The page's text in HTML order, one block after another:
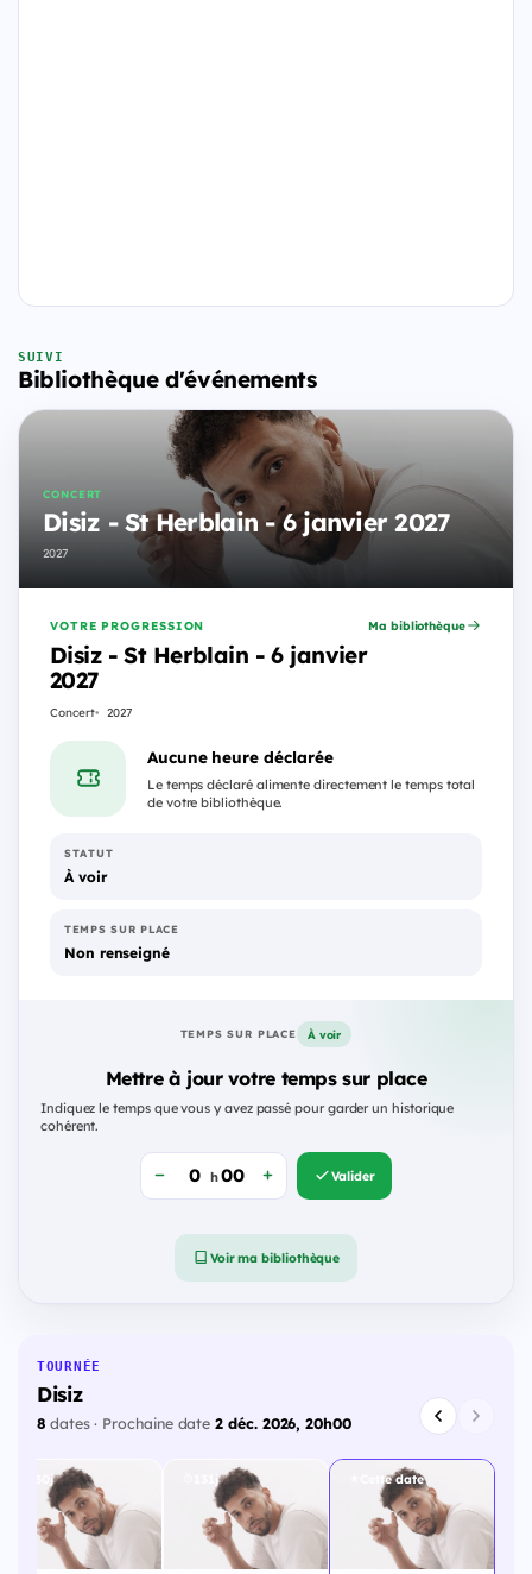
SUIVI
Bibliothèque d'événements
CONCERT
Disiz - St Herblain - 6 janvier 2027
2027
VOTRE PROGRESSION
Disiz - St Herblain - 6 janvier
2027
Concert 2027
Ma bibliothèque
Aucune heure déclarée
Le temps déclaré alimente directement le temps total
de votre bibliothèque.
STATUT
À voir
TEMPS SUR PLACE
Non renseigné
TEMPS SUR PLACE À voir
Mettre à jour votre temps sur place
Indiquez le temps que vous y avez passé pour garder un historique
cohérent.
h Valider
Voir ma bibliothèque
TOURNÉE
Disiz
8dates · Prochaine date2 déc. 2026, 20h00
130j Cette date